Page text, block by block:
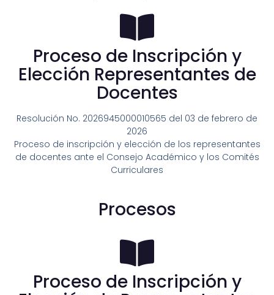
Proceso de Inscripción y
Elección Representantes de
Docentes
Resolución No. 2026945000010565 del 03 de febrero de
2026
Proceso de inscripción y elección de los representantes
de docentes ante el Consejo Académico y los Comités
Curriculares
Procesos
Proceso de Inscripción y